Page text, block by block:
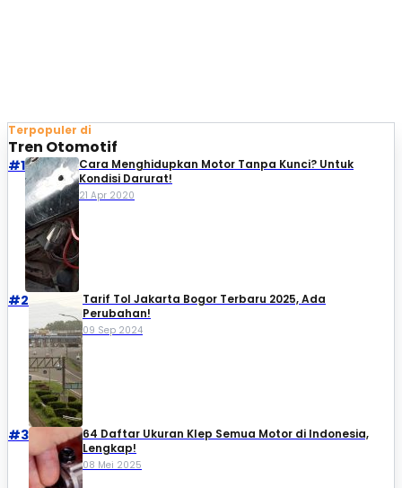
Terpopuler di
Tren Otomotif
#1
Cara Menghidupkan Motor Tanpa Kunci? Untuk
Kondisi Darurat!
21 Apr 2020
#2
Tarif Tol Jakarta Bogor Terbaru 2025, Ada
Perubahan!
09 Sep 2024
#3
64 Daftar Ukuran Klep Semua Motor di Indonesia,
Lengkap!
08 Mei 2025